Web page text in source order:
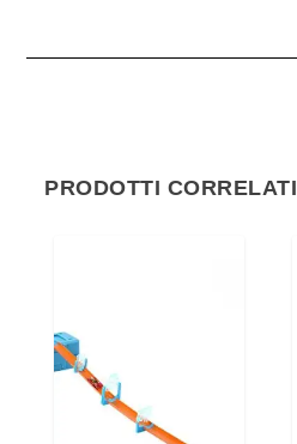
PRODOTTI CORRELATI